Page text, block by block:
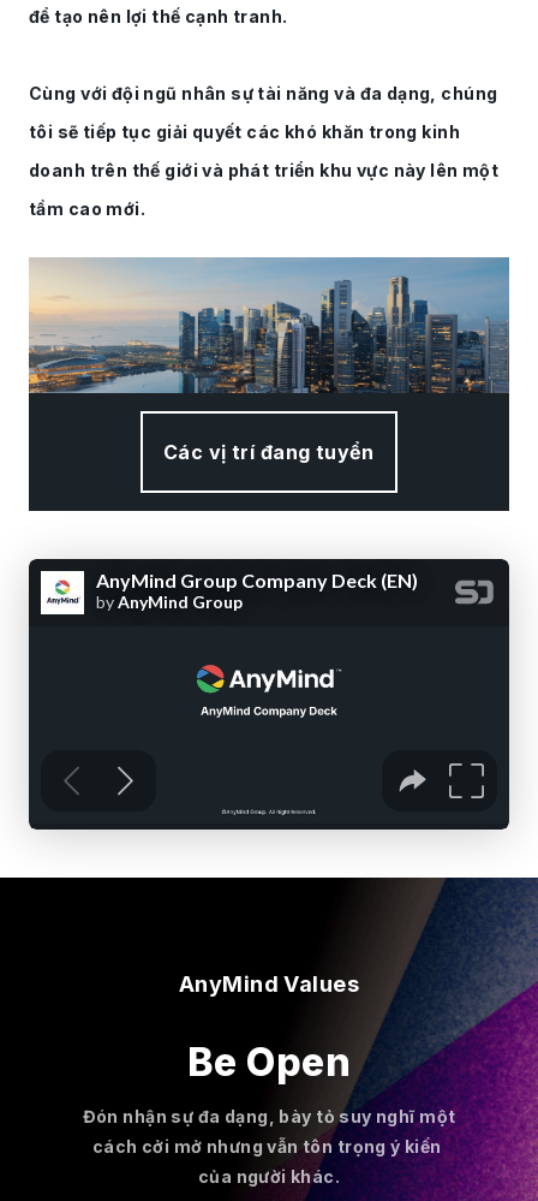
để tạo nên lợi thế cạnh tranh.
Cùng với đội ngũ nhân sự tài năng và đa dạng, chúng
tôi sẽ tiếp tục giải quyết các khó khăn trong kinh
doanh trên thế giới và phát triển khu vực này lên một
tầm cao mới.
Các vị trí đang tuyển
AnyMind Values
Be Open
Đón nhận sự đa dạng, bày tỏ suy nghĩ một
cách cởi mở nhưng vẫn tôn trọng ý kiến ​​
của người khác.